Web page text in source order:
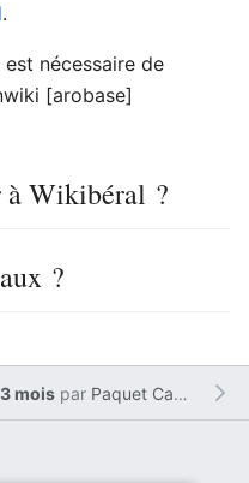
.
nécessaire de
[arobase]
à Wikibéral ?
?
moispar Paquet Cadeau 2